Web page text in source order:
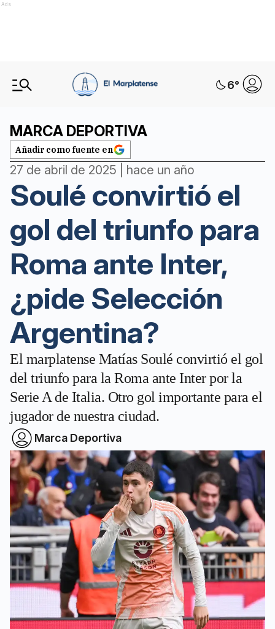
Ads
6°
MARCA DEPORTIVA
Añadir como fuente en
27 de abril de 2025 | hace un año
Soulé convirtió el
gol del triunfo para
Roma ante Inter,
¿pide Selección
Argentina?
El marplatense Matías Soulé convirtió el gol
del triunfo para la Roma ante Inter por la
Serie A de Italia. Otro gol importante para el
jugador de nuestra ciudad.
Marca Deportiva